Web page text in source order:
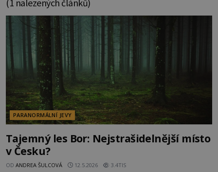
(1 nalezených článků)
PARANORMÁLNÍ JEVY
Tajemný les Bor: Nejstrašidelnější místo
v Česku?
OD ANDREA ŠULCOVÁ 12.5.2026 3.4TIS